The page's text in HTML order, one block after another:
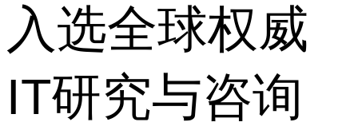
入选全球权威
IT研究与咨询